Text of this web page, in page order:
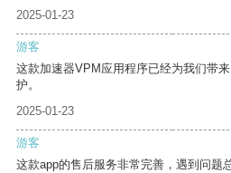
2025-01-23
游客
这款加速器VPM应用程序已经为我们带
护。
2025-01-23
游客
这款app的售后服务非常完善，遇到问题